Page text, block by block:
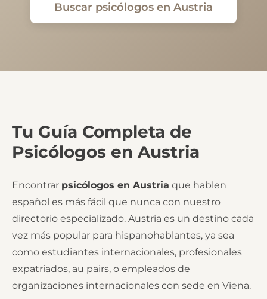
Buscar psicólogos en Austria
Tu Guía Completa de
Psicólogos en Austria
Encontrar psicólogos en Austria que hablen
español es más fácil que nunca con nuestro
directorio especializado. Austria es un destino cada
vez más popular para hispanohablantes, ya sea
como estudiantes internacionales, profesionales
expatriados, au pairs, o empleados de
organizaciones internacionales con sede en Viena.